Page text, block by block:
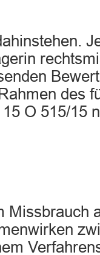
des
O 515/15
Missbrauch